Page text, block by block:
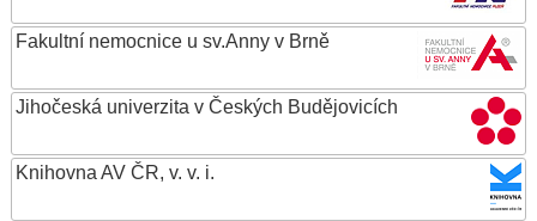
Fakultní nemocnice u sv.Anny v Brně
Jihočeská univerzita v Českých Budějovicích
Knihovna AV ČR, v. v. i.